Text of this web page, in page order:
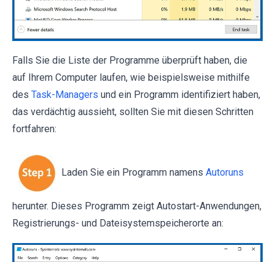
Falls Sie die Liste der Programme überprüft haben, die
auf Ihrem Computer laufen, wie beispielsweise mithilfe
des Task-Managers und ein Programm identifiziert haben,
das verdächtig aussieht, sollten Sie mit diesen Schritten
fortfahren:
Laden Sie ein Programm namens Autoruns
herunter. Dieses Programm zeigt Autostart-Anwendungen,
Registrierungs- und Dateisystemspeicherorte an: